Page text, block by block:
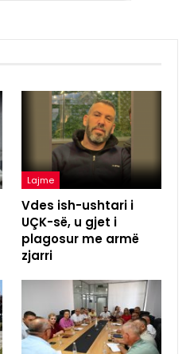
Lajme
Vdes ish-ushtari i
UÇK-së, u gjet i
plagosur me armë
zjarri